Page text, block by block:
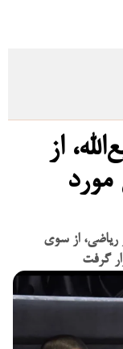
از
ریاضی، از سوی
گرفت